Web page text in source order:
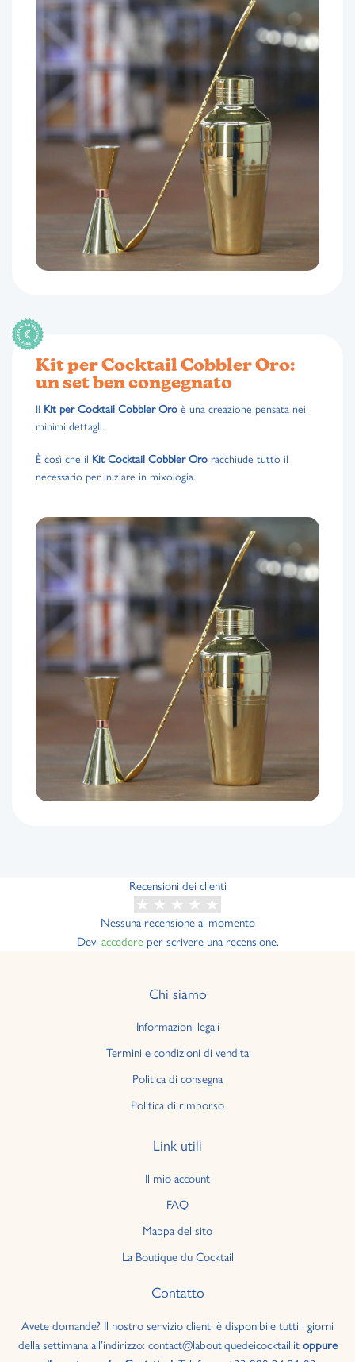
Kit per Cocktail Cobbler Oro:
un set ben congegnato
Il Kit per Cocktail Cobbler Oro è una creazione pensata nei
minimi dettagli.
È così che il Kit Cocktail Cobbler Oro racchiude tutto il
necessario per iniziare in mixologia.
Recensioni dei clienti
Nessuna recensione al momento
Devi accedereper scrivere una recensione.
Chi siamo
Informazioni legali
Termini e condizioni di vendita
Politica di consegna
Politica di rimborso
Link utili
Il mio account
FAQ
Mappa del sito
La Boutique du Cocktail
Contatto
Avete domande? Il nostro servizio clienti è disponibile tutti i giorni
della settimana all’indirizzo: contact@laboutiquedeicocktail.itoppure